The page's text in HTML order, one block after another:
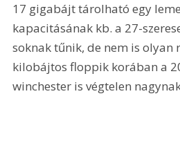
17 gigabájt tárolható egy
kapacitásának kb. a 27-
soknak tűnik, de nem is olyan
kilobájtos floppik korában a
winchester is végtelen